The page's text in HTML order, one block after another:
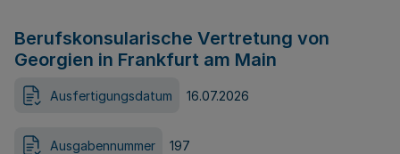
Berufskonsularische Vertretung von
Georgien in Frankfurt am Main
Ausfertigungsdatum 16.07.2026
Ausgabennummer 197